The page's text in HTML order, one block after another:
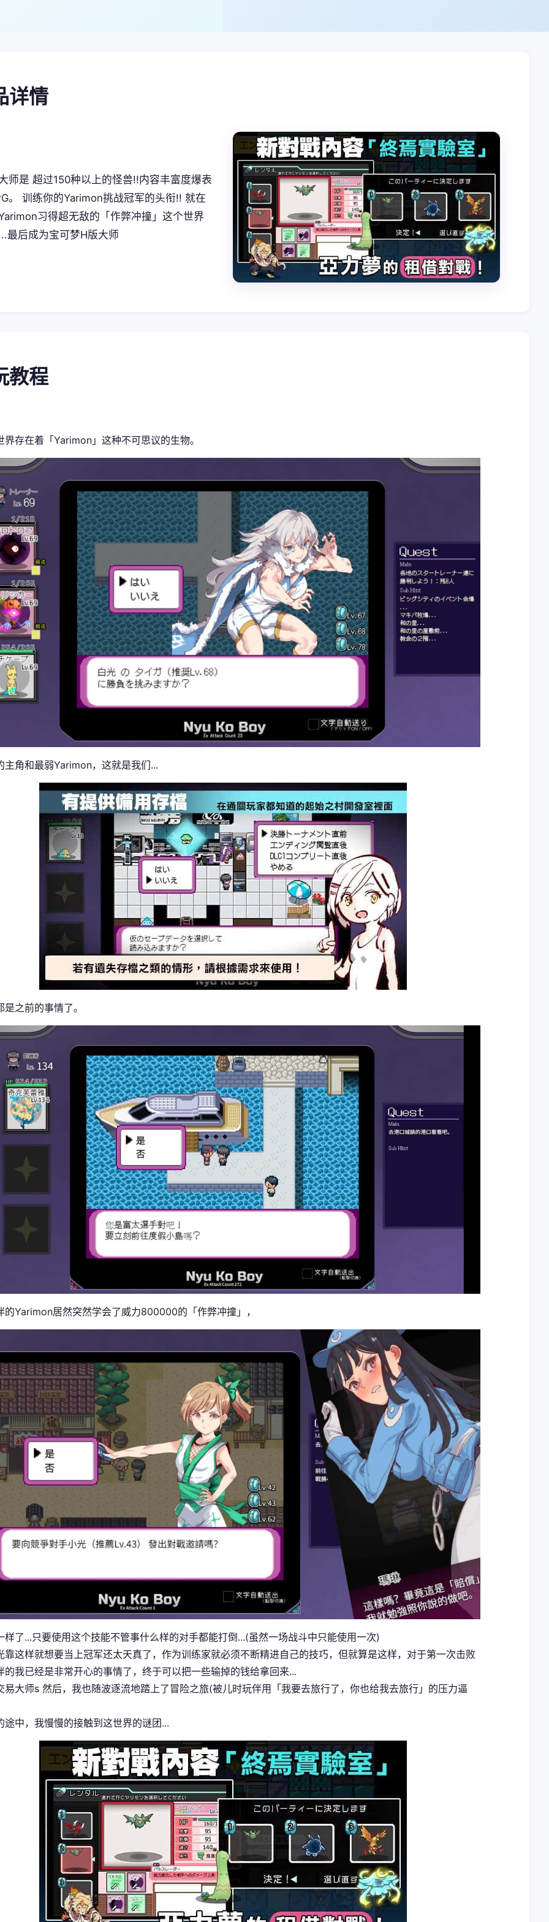
详情
师是 超过150种以上的怪兽!!内容丰富度爆表
。 训练你的Yarimon挑战冠军的头衔!! 就在
习得超无敌的「作弊冲撞」这个世界
最后成为宝可梦H版大师
教程
界存在着「Yarimon」这种不可思议的生物。
主角和最弱Yarimon，这就是我们...
是之前的事情了。
的Yarimon居然突然学会了威力800000的「作弊冲撞」，
样了...只要使用这个技能不管事什么样的对手都能打倒...(虽然一场战斗中只能使用一次)
靠这样就想要当上冠军还太天真了，作为训练家就必须不断精进自己的技巧，但就算是这样，对于第一次击败
的我已经是非常开心的事情了，终于可以把一些输掉的钱给拿回来...
易大师s 然后，我也随波逐流地踏上了冒险之旅(被儿时玩伴用「我要去旅行了，你也给我去旅行」的压力逼
途中，我慢慢的接触到这世界的谜团...